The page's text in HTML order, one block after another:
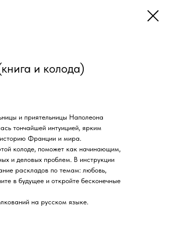
и колода)
и приятельницы Наполеона
тончайшей интуицией, ярким
Франции и мира.
колоде, поможет как начинающим,
и деловых проблем. В инструкции
раскладов по темам: любовь,
в будущее и откройте бесконечные
на русском языке.